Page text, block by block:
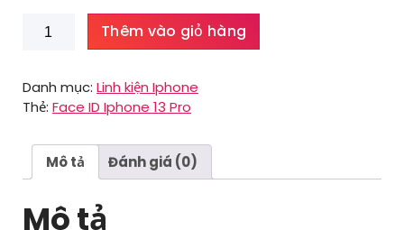
Face
13
Pro
lượng
Thêm vào giỏ hàng
Danh mục: Linh kiện Iphone
Thẻ: Face ID Iphone 13 Pro
Mô tả Đánh giá (0)
Mô tả